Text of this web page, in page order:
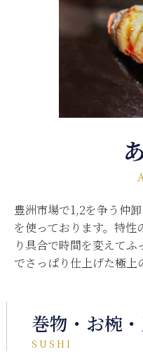
豊洲市場で1,2を争う仲
を使っております。特性
り具合で時間を変えて
でさっぱり仕上げた極上
巻物・お椀
SUSHI